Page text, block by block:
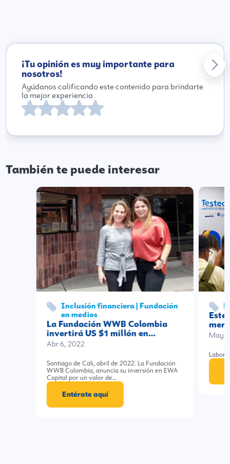
¡Tu opinión es muy importante para
nosotros!
Ayúdanos calificando este contenido para brindarte
la mejor experiencia
También te puede interesar
Inclusión financiera | Fundación
en medios
La Fundación WWB Colombia
invertirá US $1 millón en…
Abr 6, 2022
Santiago de Cali, abril de 2022. La Fundación
WWB Colombia, anuncia su inversión en EWA
Capital por un valor de…
Entérate aquí
Este
May